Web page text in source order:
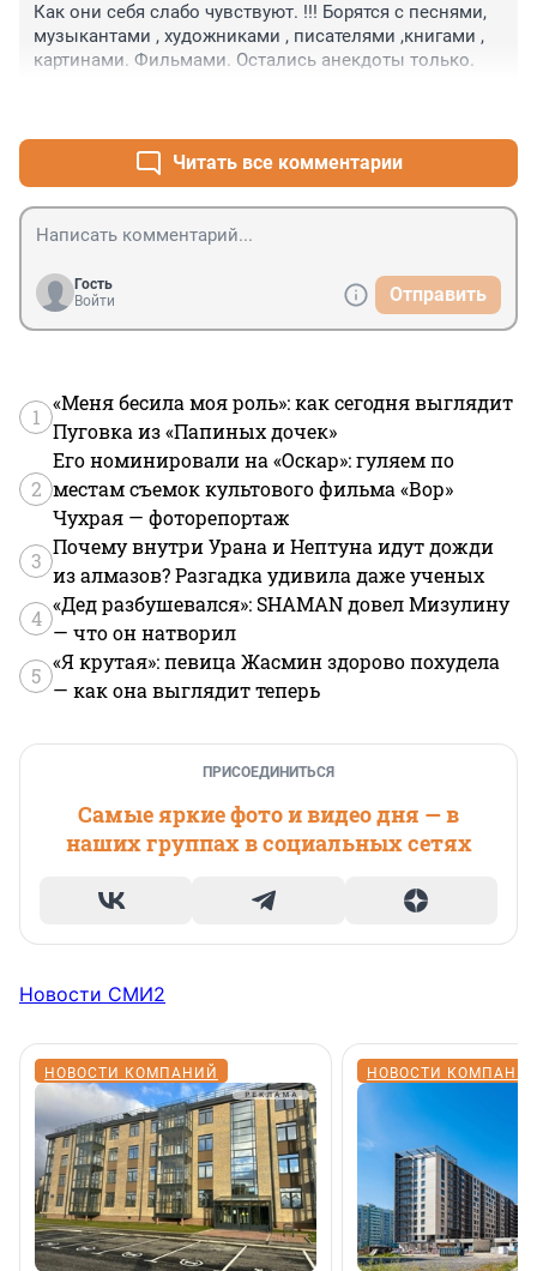
Как они себя слабо чувствуют. !!! Борятся с песнями,
музыкантами , художниками , писателями ,книгами ,
картинами. Фильмами. Остались анекдоты только.
Читать все комментарии
Гость
Войти
Отправить
1
«Меня бесила моя роль»: как сегодня выглядит
Пуговка из «Папиных дочек»
2
Его номинировали на «Оскар»: гуляем по
местам съемок культового фильма «Вор»
Чухрая — фоторепортаж
3
Почему внутри Урана и Нептуна идут дожди
из алмазов? Разгадка удивила даже ученых
4
«Дед разбушевался»: SHAMAN довел Мизулину
— что он натворил
5
«Я крутая»: певица Жасмин здорово похудела
— как она выглядит теперь
ПРИСОЕДИНИТЬСЯ
Самые яркие фото и видео дня — в
наших группах в социальных сетях
Новости СМИ2
НОВОСТИ КОМПАНИЙ НОВОСТИ